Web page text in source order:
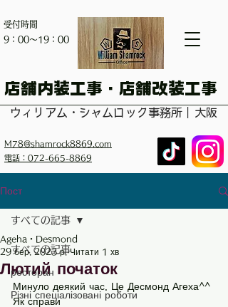
受付時間
​9：00～19：00
​店舗内装工事・店舗改装工事
ウィリアム・シャムロック事務所｜大阪
M78@shamrock8869.com
電話：072-665-8869
Пост
すべての記事
ресторан
Різні спеціалізовані роботи
すべての記事
Лютий початок
Ageha・Desmond
29 бер. 2023 р. Читати 1 хв
Минуло деякий час. Це Десмонд Агеха^^
Як справи